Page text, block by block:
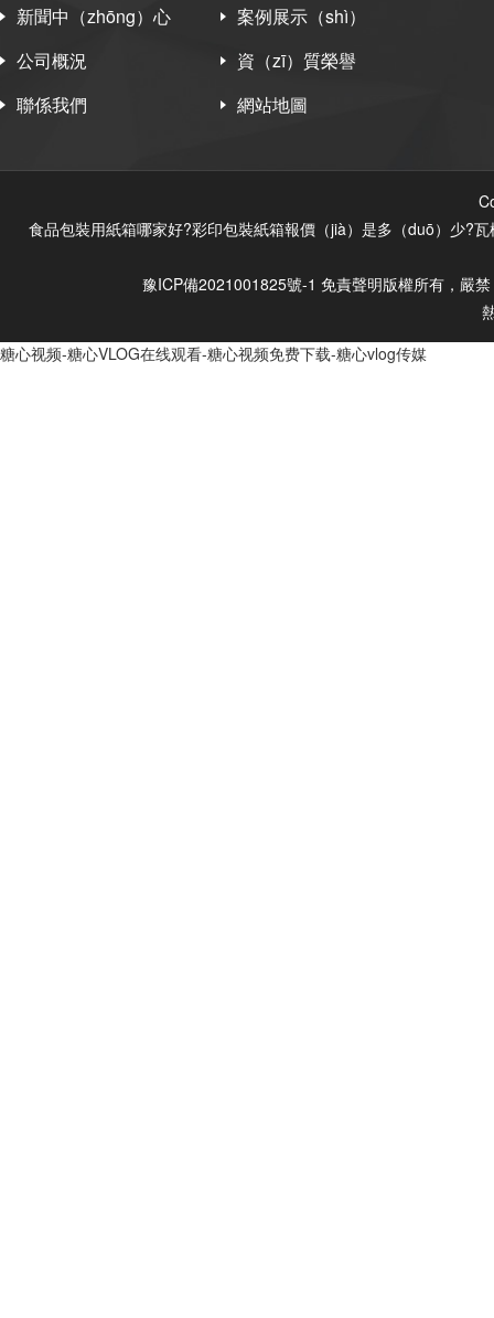
新聞中（zhōng）心
案例展示（shì）
公司概況
資（zī）質榮譽
聯係我們
網站地圖
食品包裝用紙箱哪家好?彩印包裝紙箱報價（jià）是多（duō）少?
豫ICP備2021001825號-1 免責聲明版權所有，嚴
糖心视频-糖心VLOG在线观看-糖心视频免费下载-糖心vlog传媒